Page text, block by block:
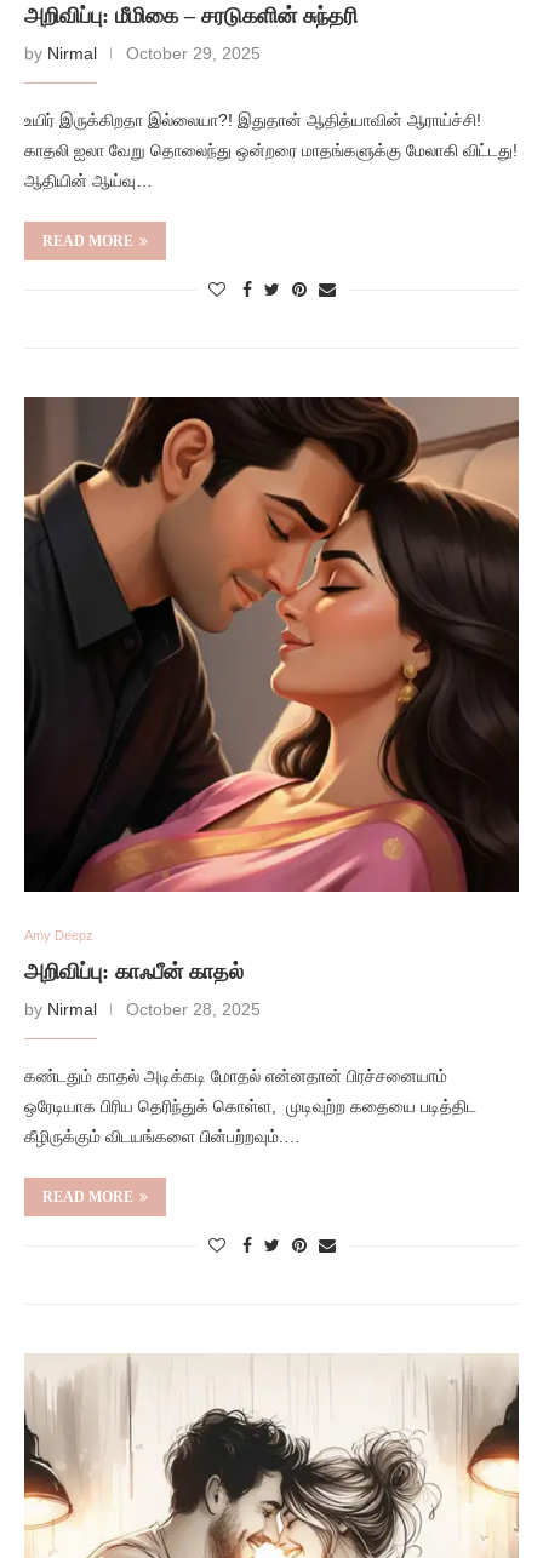
அறிவிப்பு: மீமிகை – சரடுகளின் சுந்தரி
by Nirmal October 29, 2025
உயிர் இருக்கிறதா இல்லையா?! இதுதான் ஆதித்யாவின் ஆராய்ச்சி!
காதலி ஐலா வேறு தொலைந்து ஒன்றரை மாதங்களுக்கு மேலாகி விட்டது!
ஆதியின் ஆய்வு…
READ MORE
Amy Deepz
அறிவிப்பு: காஃபீன் காதல்
by Nirmal October 28, 2025
கண்டதும் காதல் அடிக்கடி மோதல் என்னதான் பிரச்சனையாம்
ஒரேடியாக பிரிய தெரிந்துக் கொள்ள, முடிவுற்ற கதையை படித்திட
கீழிருக்கும் விடயங்களை பின்பற்றவும்.…
READ MORE